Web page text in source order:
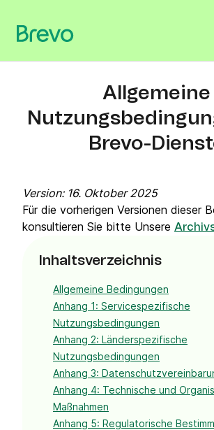
Allgemeine
Brevo-
Version: 16. Oktober 2025
Für die vorherigen Versionen dieser
konsultieren Sie bitte Unsere
Inhaltsverzeichnis
Allgemeine Bedingungen
Anhang 1: Servicespezifische
Nutzungsbedingungen
Anhang 2: Länderspezifische
Nutzungsbedingungen
Anhang 3:
Anhang 4: Technische und
Maßnahmen
Anhang 5: Regulatorische